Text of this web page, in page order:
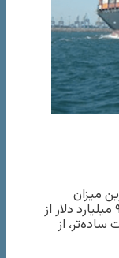
میزان
بازنگرداندن ارز صادراتی را داشته‌اند منتشر کرد و گفت: «این افراد با بازنگرداندن ۹۵ میلیارد دلار از
ساده‌تر، از